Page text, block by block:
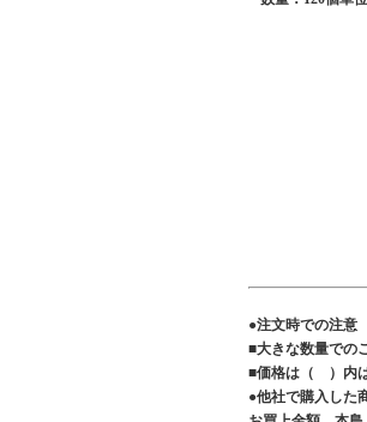
●注文時で
■大きな数量での
■価格は（ ）内
●他社で購入した